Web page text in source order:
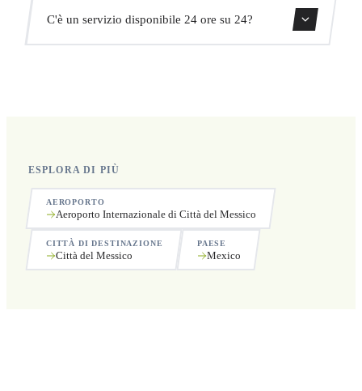
Sì, puoi cancellare gratuitamente fino a 24 ore prima del
ritiro.
C'è un servizio disponibile 24 ore su 24?
ESPLORA DI PIÙ
AEROPORTO
Aeroporto Internazionale di Città del Messico
CITTÀ DI DESTINAZIONE
Città del Messico
PAESE
Mexico